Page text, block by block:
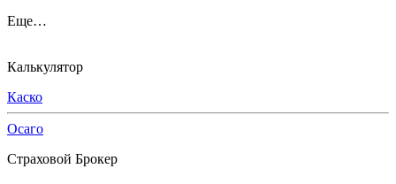
Еще…
Калькулятор
Каско
Осаго
Страховой Брокер